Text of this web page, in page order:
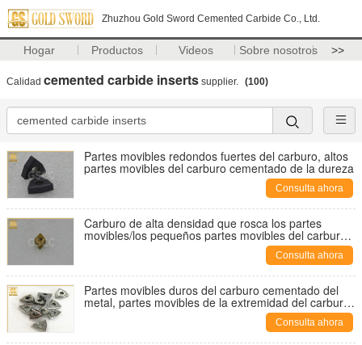
Zhuzhou Gold Sword Cemented Carbide Co., Ltd.
Hogar Productos Videos Sobre nosotros >>
Calidad cemented carbide inserts supplier. (100)
Partes movibles redondos fuertes del carburo, altos
partes movibles del carburo cementado de la dureza
Consulta ahora
Carburo de alta densidad que rosca los partes
movibles/los pequeños partes movibles del carburo
Consulta ahora
Partes movibles duros del carburo cementado del
metal, partes movibles de la extremidad del carburo
Consulta ahora